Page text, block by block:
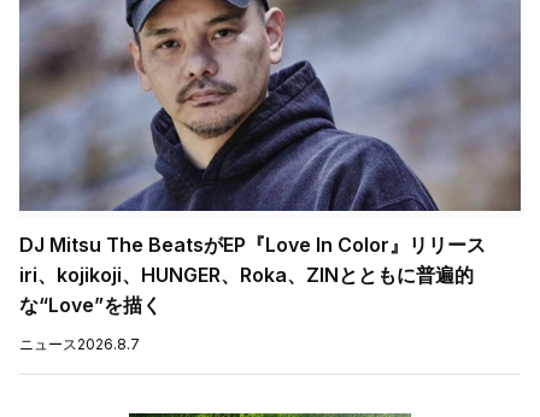
DJ Mitsu The BeatsがEP『Love In Color』リリース
iri、kojikoji、HUNGER、Roka、ZINとともに普遍的
な“Love”を描く
ニュース2026.8.7